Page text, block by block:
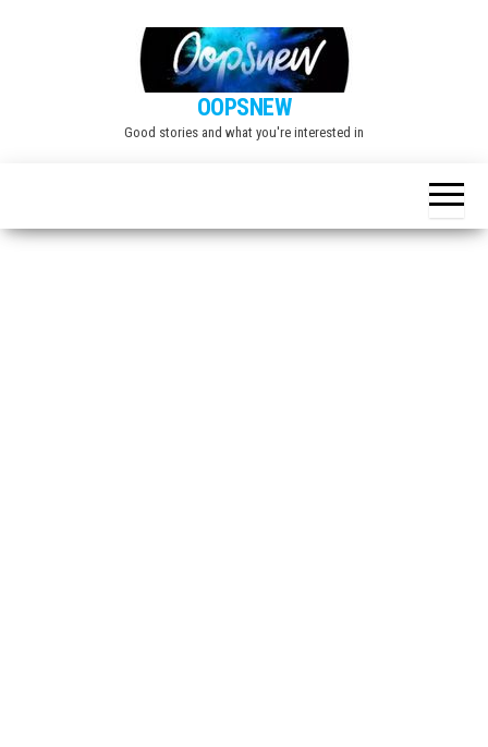
OOPSNEW
Good stories and what you're interested in